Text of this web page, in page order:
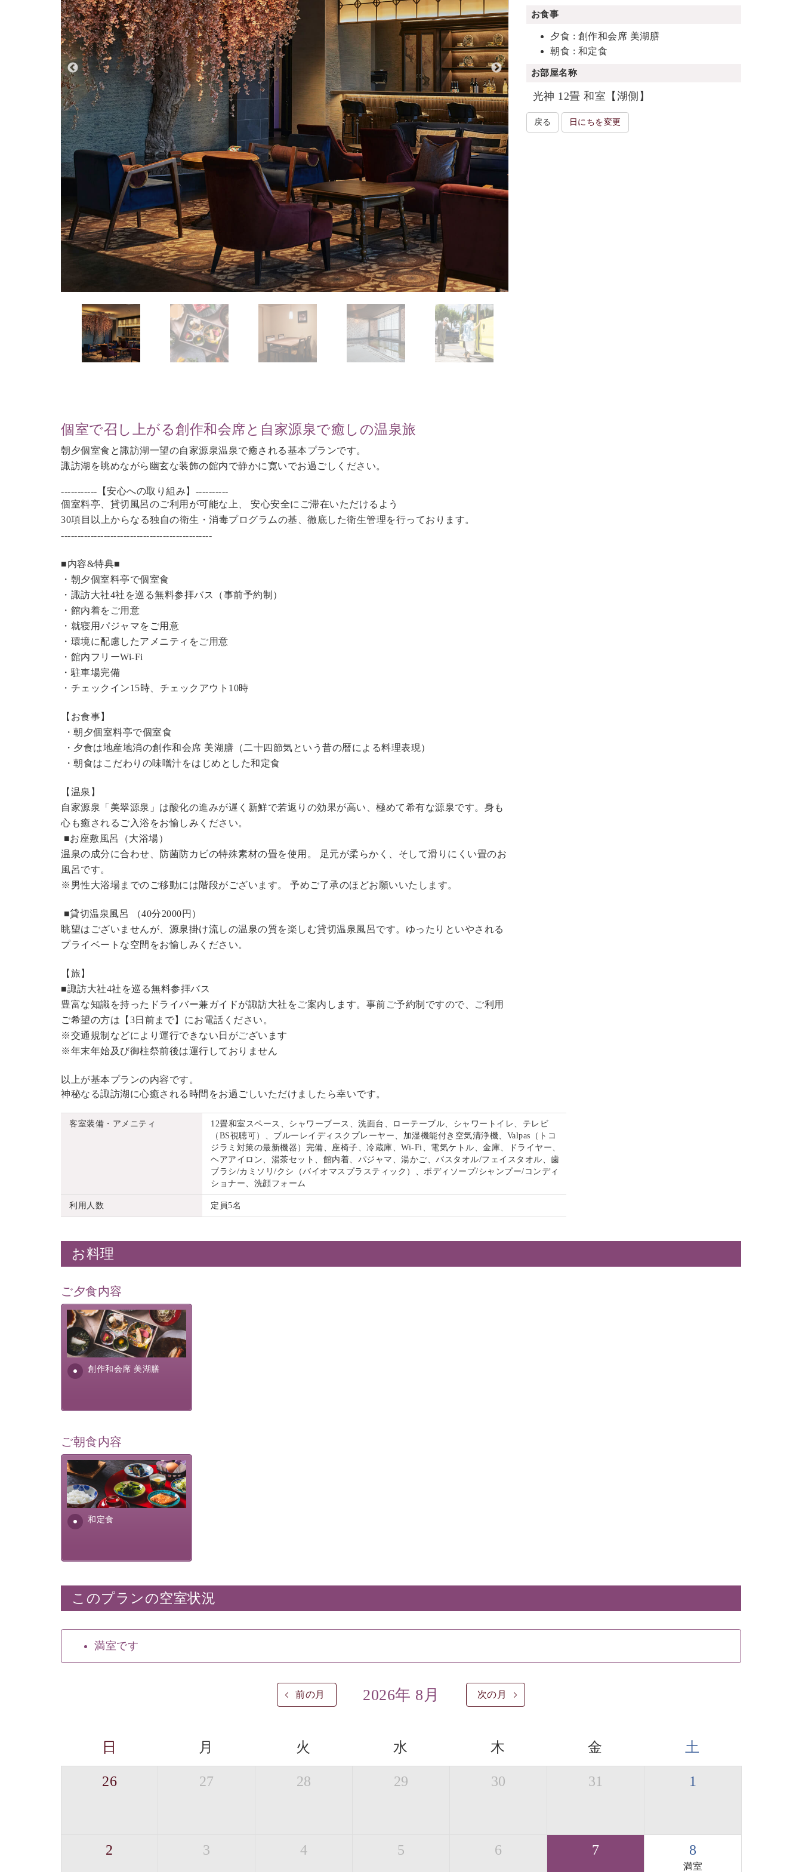
個室で召し上がる創作和会席と自家源泉で癒しの温泉旅
朝夕個室食と諏訪湖一望の自家源泉温泉で癒される基本プランです。
諏訪湖を眺めながら幽玄な装飾の館内で静かに寛いでお過ごしください。
-----------【安心への取り組み】----------
個室料亭、貸切風呂のご利用が可能な上、 安心安全にご滞在いただけるよう
30項目以上からなる独自の衛生・消毒プログラムの基、徹底した衛生管理を行っております。
----------------------------------------------
■内容&特典■
・朝夕個室料亭で個室食
・諏訪大社4社を巡る無料参拝バス（事前予約制）
・館内着をご用意
・就寝用パジャマをご用意
・環境に配慮したアメニティをご用意
・館内フリーWi-Fi
・駐車場完備
・チェックイン15時、チェックアウト10時
【お食事】
・朝夕個室料亭で個室食
・夕食は地産地消の創作和会席 美湖膳（二十四節気という昔の暦による料理表現）
・朝食はこだわりの味噌汁をはじめとした和定食
【温泉】
自家源泉「美翠源泉」は酸化の進みが遅く新鮮で若返りの効果が高い、極めて希有な源泉です。身も
心も癒されるご入浴をお愉しみください。
■お座敷風呂（大浴場）
温泉の成分に合わせ、防菌防カビの特殊素材の畳を使用。 足元が柔らかく、そして滑りにくい畳のお
風呂です。
※男性大浴場までのご移動には階段がございます。 予めご了承のほどお願いいたします。
■貸切温泉風呂 （40分2000円）
眺望はございませんが、源泉掛け流しの温泉の質を楽しむ貸切温泉風呂です。ゆったりといやされる
プライベートな空間をお愉しみください。
【旅】
■諏訪大社4社を巡る無料参拝バス
豊富な知識を持ったドライバー兼ガイドが諏訪大社をご案内します。事前ご予約制ですので、ご利用
ご希望の方は【3日前まで】にお電話ください。
※交通規制などにより運行できない日がございます
※年末年始及び御柱祭前後は運行しておりません
以上が基本プランの内容です。
神秘なる諏訪湖に心癒される時間をお過ごしいただけましたら幸いです。
お食事
夕食 : 創作和会席 美湖膳
朝食 : 和定食
お部屋名称
光神 12畳 和室【湖側】
戻る 日にちを変更
客室装備・アメニティ
12畳和室スペース、シャワーブース、洗面台、ローテーブル、シャワートイレ、テレビ
（BS視聴可）、ブルーレイディスクプレーヤー、加湿機能付き空気清浄機、Valpas（トコ
ジラミ対策の最新機器）完備、座椅子、冷蔵庫、Wi-Fi、電気ケトル、金庫、ドライヤー、
ヘアアイロン、湯茶セット、館内着、パジャマ、湯かご、バスタオル/フェイスタオル、歯
ブラシ/カミソリ/クシ（バイオマスプラスティック）、ボディソープ/シャンプー/コンディ
ショナー、洗顔フォーム
利用人数 定員5名
お料理
ご夕食内容
創作和会席 美湖膳
美湖膳とは諏訪の地で特別を
提供する為に料理長・神原 裕
明が考え出した創作和会席で
す。美しい諏訪湖の幸...
ご朝食内容
和定食
さっぱりとした和食膳に使わ
れる食材は、諏訪の名産品を
ふんだんに取り入れ、安心・
安全を心掛けた長野県産...
このプランの空室状況
満室です
前の月 2026年 8月 次の月
日 月 火 水 木 金 土
26 27 28 29 30 31 1
2 3 4 5 6 7 8
満室